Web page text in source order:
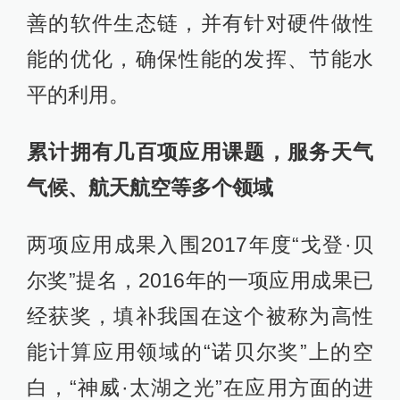
善的软件生态链，并有针对硬件做性
能的优化，确保性能的发挥、节能水
平的利用。
累计拥有几百项应用课题，服务天气
气候、航天航空等多个领域
两项应用成果入围2017年度“戈登·贝
尔奖”提名，2016年的一项应用成果已
经获奖，填补我国在这个被称为高性
能计算应用领域的“诺贝尔奖”上的空
白，“神威·太湖之光”在应用方面的进